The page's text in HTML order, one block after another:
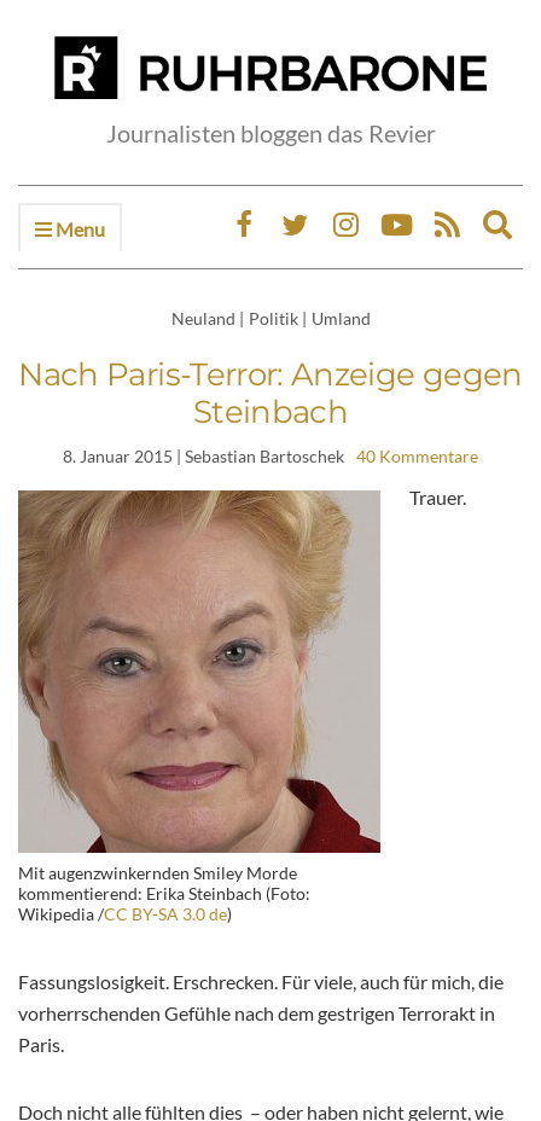
Journalisten bloggen das Revier
Menu
Neuland | Politik | Umland
Nach Paris-Terror: Anzeige gegen
Steinbach
8. Januar 2015 | Sebastian Bartoschek 40 Kommentare
Mit augenzwinkernden Smiley Morde
kommentierend: Erika Steinbach (Foto:
Wikipedia /CC BY-SA 3.0 de)
Trauer.
Fassungslosigkeit. Erschrecken. Für viele, auch für mich, die
vorherrschenden Gefühle nach dem gestrigen Terrorakt in
Paris.
Doch nicht alle fühlten dies – oder haben nicht gelernt, wie